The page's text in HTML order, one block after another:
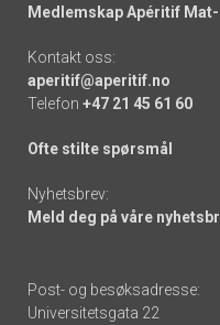
Medlemskap Apéritif
Kontakt oss:
aperitif@aperitif.no
Telefon +47 21 45 61 60
Ofte stilte spørsmål
Nyhetsbrev:
Meld deg på våre
Post- og besøksadresse:
Universitetsgata 22